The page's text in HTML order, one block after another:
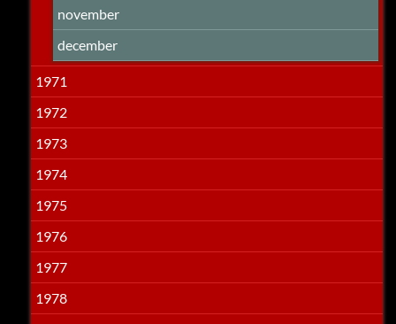
november
december
1971
1972
1973
1974
1975
1976
1977
1978